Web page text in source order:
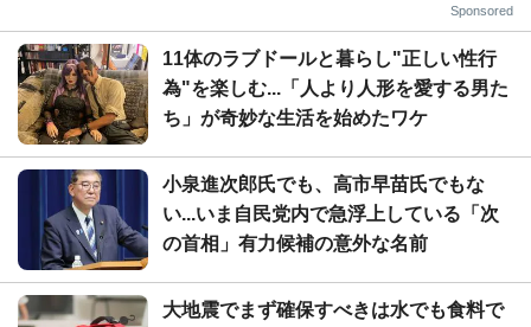
Sponsored
11体のラブドールと暮らし"正しい性行
為"を楽しむ...「人より人形を愛する男た
ち」が奇妙な生活を始めたワケ
小泉進次郎氏でも、高市早苗氏でもな
い...いま自民党内で急浮上している「次
の首相」有力候補の意外な名前
大地震でまず確保すべきは水でも食料で